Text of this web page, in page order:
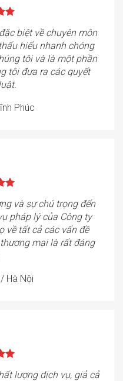
biệt về chuyên môn
hiểu nhanh chóng
tôi và là một phần
tôi đưa ra các quyết
Phúc
và sự chú trọng đến
pháp lý của Công ty
về tất cả các vấn đề
mại là rất đáng
/ Hà Nội
lượng dịch vụ, giả cả